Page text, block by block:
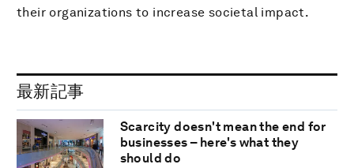
their organizations to increase societal impact.
最新記事
Scarcity doesn't mean the end for
businesses – here's what they
should do